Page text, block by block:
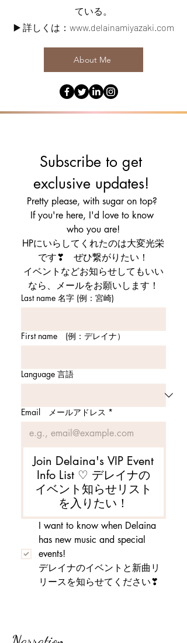
ている。
▶️ 詳しくは： www.delainamiyazaki.com
About Me
Subscribe to get
If you're here, I'd love to know
who you are!
HPにいらしてくれたのは大変光栄
です❣　ぜひ繋がりたい！
イベントなどお知らせしてもいい
なら、メールをお願いします！
Last name 名字 (例：宮崎)
First name (例：デレイナ）
Language 言語
Email メールアドレス *
Join Delaina's VIP Event
Info List ♡ デレイナの
イベント知らせリスト
を入りたい！
I want to know when Delaina
has new music and special
デレイナのイベントと新曲リ
リースを知らせてください❣